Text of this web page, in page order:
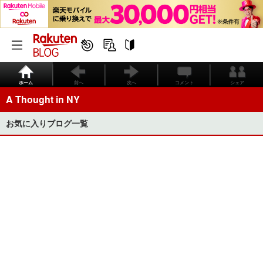
ホーム 前へ 次へ コメント シェア
A Thought in NY
お気に入りブログ一覧